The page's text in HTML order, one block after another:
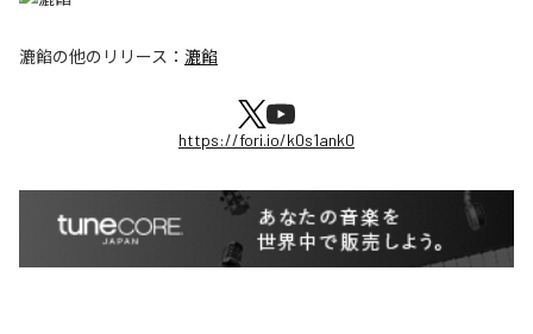
漉餡の他のリリース： 漉餡
https://fori.io/k0s1ank0